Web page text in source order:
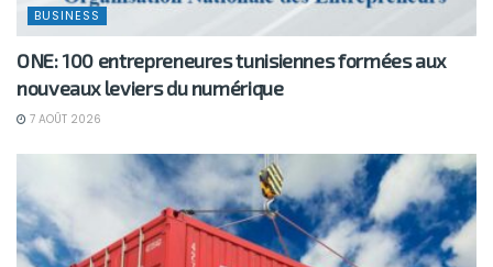
BUSINESS
ONE: 100 entrepreneures tunisiennes formées aux
nouveaux leviers du numérique
7 AOÛT 2026